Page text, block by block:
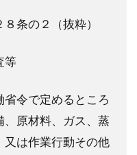
条の２（抜粋）
等
令で定めるところ
、原材料、ガス、蒸
は作業行動その他